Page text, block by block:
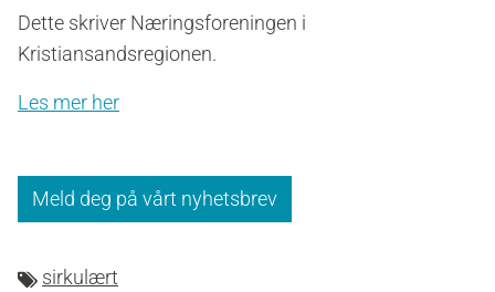
Dette skriver Næringsforeningen i
Kristiansandsregionen.
Les mer her
Meld deg på vårt nyhetsbrev
sirkulært